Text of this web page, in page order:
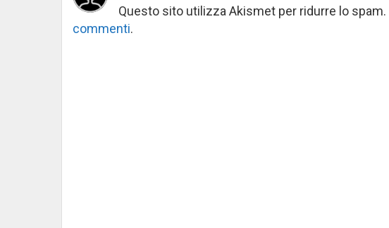
Questo sito utilizza Akismet per ridurre lo spam.
commenti.